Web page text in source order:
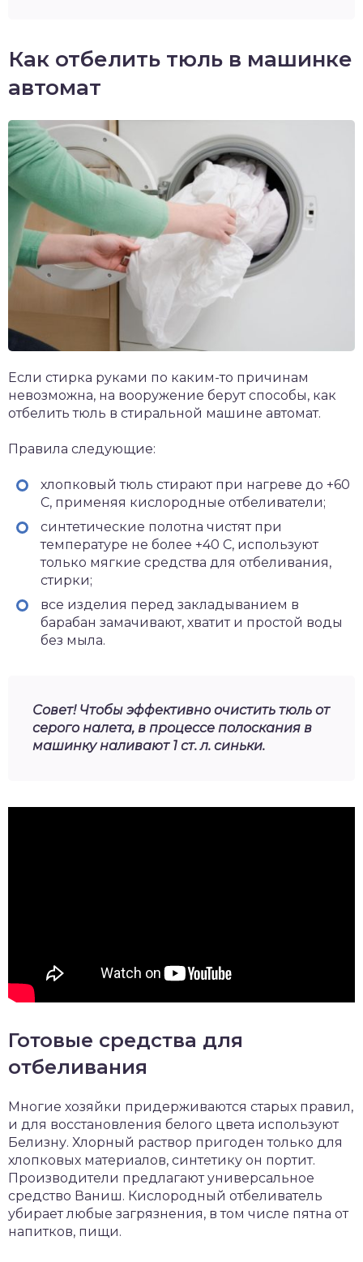
Как отбелить тюль в машинке
автомат
Если стирка руками по каким-то причинам
невозможна, на вооружение берут способы, как
отбелить тюль в стиральной машине автомат.
Правила следующие:
хлопковый тюль стирают при нагреве до +60
С, применяя кислородные отбеливатели;
синтетические полотна чистят при
температуре не более +40 С, используют
только мягкие средства для отбеливания,
стирки;
все изделия перед закладыванием в
барабан замачивают, хватит и простой воды
без мыла.
Совет! Чтобы эффективно очистить тюль от
серого налета, в процессе полоскания в
машинку наливают 1 ст. л. синьки.
Готовые средства для
отбеливания
Многие хозяйки придерживаются старых правил,
и для восстановления белого цвета используют
Белизну. Хлорный раствор пригоден только для
хлопковых материалов, синтетику он портит.
Производители предлагают универсальное
средство Ваниш. Кислородный отбеливатель
убирает любые загрязнения, в том числе пятна от
напитков, пищи.